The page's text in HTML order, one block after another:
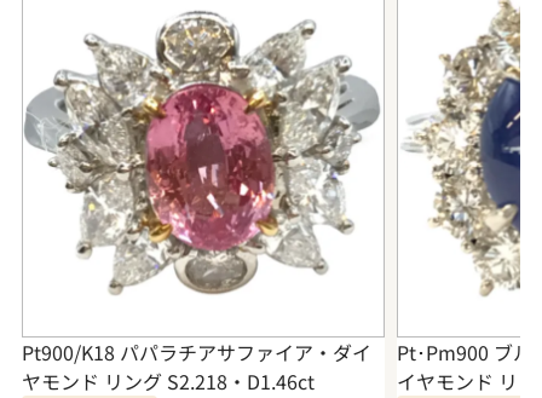
Pt900/K18 パパラチアサファイア・ダイ
ヤモンド リング S2.218・D1.46ct
Pt･Pm900 ブル
イヤモンド リ